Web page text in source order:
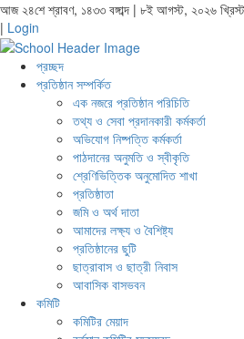
আজ ২৪শে শ্রাবণ, ১৪৩৩ বঙ্গাব্দ | ৮ই আগস্ট, ২০২৬
| Login
প্রচ্ছদ
প্রতিষ্ঠান সম্পর্কিত
এক নজরে প্রতিষ্ঠান পরিচিতি
তথ্য ও সেবা প্রদানকারী কর্মকর্তা
অভিযোগ নিষ্পত্তি কর্মকর্তা
পাঠদানের অনুমতি ও স্বীকৃতি
শ্রেণিভিত্তিক অনুমোদিত শাখা
প্রতিষ্ঠাতা
জমি ও অর্থ দাতা
আমাদের লক্ষ্য ও বৈশিষ্ট্য
প্রতিষ্ঠানের ছুটি
ছাত্রাবাস ও ছাত্রী নিবাস
আবাসিক বাসভবন
কমিটি
কমিটির মেয়াদ